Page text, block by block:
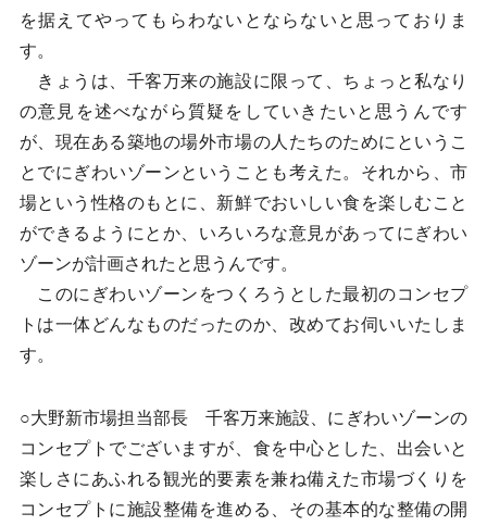
を据えてやってもらわないとならないと思っておりま
す。
きょうは、千客万来の施設に限って、ちょっと私なり
の意見を述べながら質疑をしていきたいと思うんです
が、現在ある築地の場外市場の人たちのためにというこ
とでにぎわいゾーンということも考えた。それから、市
場という性格のもとに、新鮮でおいしい食を楽しむこと
ができるようにとか、いろいろな意見があってにぎわい
ゾーンが計画されたと思うんです。
このにぎわいゾーンをつくろうとした最初のコンセプ
トは一体どんなものだったのか、改めてお伺いいたしま
す。
○大野新市場担当部長 千客万来施設、にぎわいゾーンの
コンセプトでございますが、食を中心とした、出会いと
楽しさにあふれる観光的要素を兼ね備えた市場づくりを
コンセプトに施設整備を進める、その基本的な整備の開